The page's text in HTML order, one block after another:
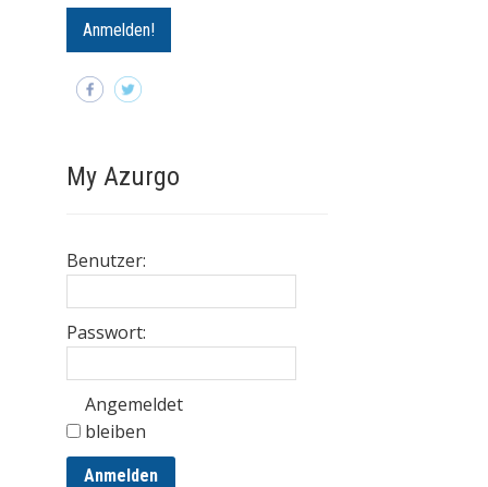
My Azurgo
Benutzer:
Passwort:
Angemeldet
bleiben
Anmelden